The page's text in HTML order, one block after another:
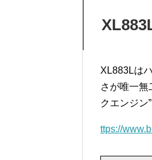
XL883Lは
さが唯一無
クエンジン
ttps://